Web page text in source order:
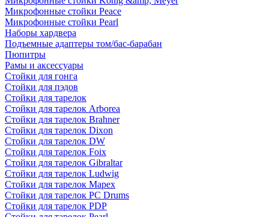
Микрофонные стойки Peace
Микрофонные стойки Pearl
Наборы хардвера
Подъемные адаптеры том/бас-барабан
Пюпитры
Рамы и аксессуары
Стойки для гонга
Стойки для пэдов
Стойки для тарелок
Стойки для тарелок Arborea
Стойки для тарелок Brahner
Стойки для тарелок Dixon
Стойки для тарелок DW
Стойки для тарелок Foix
Стойки для тарелок Gibraltar
Стойки для тарелок Ludwig
Стойки для тарелок Mapex
Стойки для тарелок PC Drums
Стойки для тарелок PDP